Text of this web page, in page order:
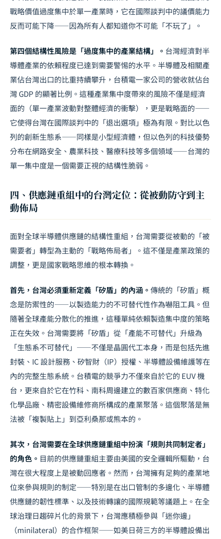
戰略價值過度集中於單一產業時，它在國際談判中的議價能力
反而可能下降——因為所有人都知道你不可能「不玩了」。
第四個結構性風險是「過度集中的產業結構」。 台灣經濟對半
導體產業的依賴程度已達到需要警惕的水平。半導體及相關產
業佔台灣出口的比重持續攀升，台積電一家公司的營收就佔台
灣 GDP 的顯著比例。這種產業集中度帶來的風險不僅是經濟
面的（單一產業波動對整體經濟的衝擊），更是戰略面的——
它使得台灣在國際談判中的「退出選項」極為有限。對比以色
列的創新生態系——同樣是小型經濟體，但以色列的科技優勢
分布在網路安全、農業科技、醫療科技等多個領域——台灣的
單一集中度是一個需要正視的結構性脆弱。
四、供應鏈重組中的台灣定位：從被動防守到主
動佈局
面對全球半導體供應鏈的結構性重組，台灣需要從被動的「被
需要者」轉型為主動的「戰略佈局者」。這不僅是產業政策的
調整，更是國家戰略思維的根本轉換。
首先，台灣必須重新定義「矽盾」的內涵。 傳統的「矽盾」概
念是防禦性的——以製造能力的不可替代性作為嚇阻工具。但
隨著全球產能分散化的推進，這種單純依賴製造集中度的策略
正在失效。台灣需要將「矽盾」從「產能不可替代」升級為
「生態系不可替代」——不僅是晶圓代工本身，而是包括先進
封裝、IC 設計服務、矽智財（IP）授權、半導體設備維護等在
內的完整生態系統。台積電的競爭力不僅來自於它的 EUV 機
台，更來自於它在竹科、南科周邊建立的數百家供應商、特化
化學品廠、精密設備維修商所構成的產業聚落。這個聚落是無
法被「複製貼上」到亞利桑那或熊本的。
其次，台灣需要在全球供應鏈重組中扮演「規則共同制定者」
的角色。 目前的供應鏈重組主要由美國的安全邏輯所驅動，台
灣在很大程度上是被動回應者。然而，台灣擁有足夠的產業地
位來參與規則的制定——特別是在出口管制的多邊化、半導體
供應鏈的韌性標準、以及技術轉讓的國際規範等議題上。在全
球治理日趨碎片化的背景下，台灣應積極參與「迷你邊」
（minilateral）的合作框架——如美日荷三方的半導體設備出